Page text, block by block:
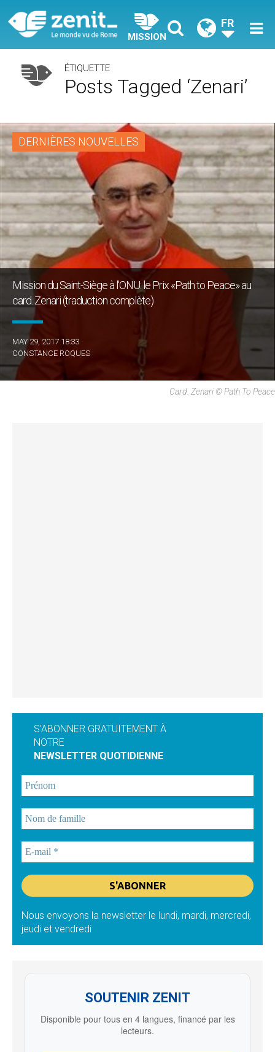
MISSION
FR
ÉTIQUETTE
Posts Tagged ‘Zenari’
DERNIÈRES NOUVELLES
Mission du Saint-Siège à l'ONU: le Prix «Path to Peace» au
card. Zenari (traduction complète)
MAY 29, 2017 18:33
CONSTANCE ROQUES
Card. Zenari © Path To Peace
S'ABONNER GRATUITEMENT À
NOTRE
NEWSLETTER QUOTIDIENNE
Nous envoyons la newsletter le lundi, mardi, mercredi,
jeudi et vendredi
SOUTENIR ZENIT
Disponible pour tous en 4 langues, financé par les
lecteurs.